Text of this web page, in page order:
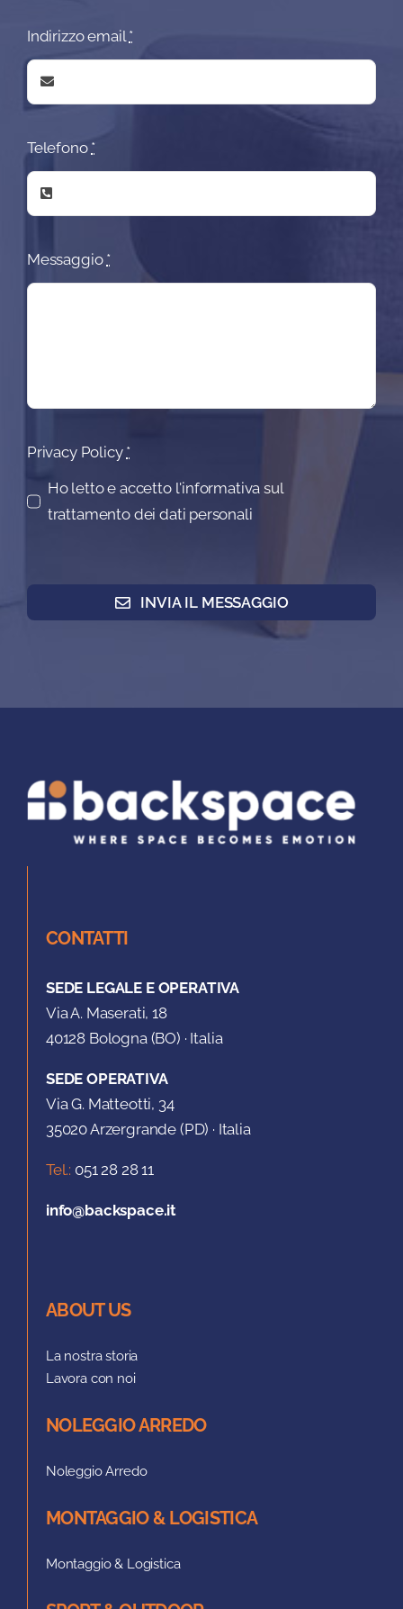
Indirizzo email*
Telefono *
Messaggio *
Privacy Policy *
Ho letto e accetto l'informativa sul
trattamento dei dati personali
INVIA IL MESSAGGIO
CONTATTI
SEDE LEGALE E OPERATIVA
Via A. Maserati, 18
40128 Bologna (BO) · Italia
SEDE OPERATIVA
Via G. Matteotti, 34
35020 Arzergrande (PD) · Italia
Tel.: 051 28 28 11
info@backspace.it
ABOUT US
La nostra storia
Lavora con noi
NOLEGGIO ARREDO
Noleggio Arredo
MONTAGGIO & LOGISTICA
Montaggio & Logistica